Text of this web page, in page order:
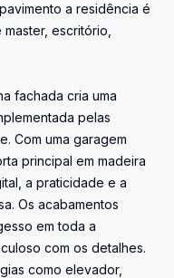
a residência é
escritório,
fachada cria uma
pelas
Com uma garagem
principal em madeira
a praticidade e a
Os acabamentos
em toda a
com os detalhes.
como elevador,